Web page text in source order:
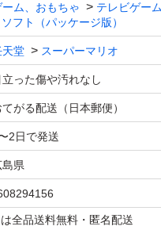
ーム、おもちゃ テレビゲーム
ソフト（パッケージ版）
天堂 スーパーマリオ
立った傷や汚れなし
てがる配送（日本郵便）
2日で発送
島県
全品送料無料・匿名配送